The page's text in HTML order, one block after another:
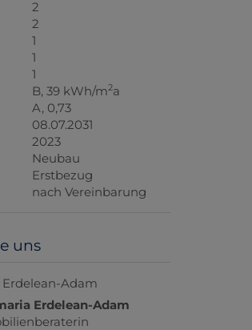
2
2
1
1
1
B, 39 kWh/m2a
A, 0,73
08.07.2031
2023
Neubau
Erstbezug
nach Vereinbarung
uns
Erdelean-Adam